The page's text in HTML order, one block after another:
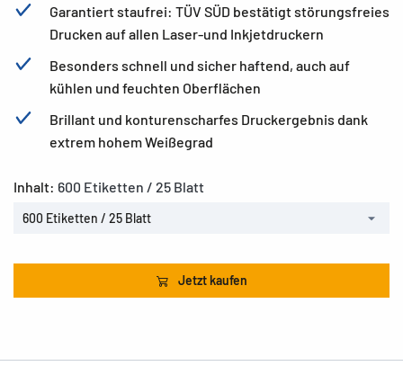
Garantiert staufrei: TÜV SÜD bestätigt störungsfreies
Drucken auf allen Laser-und Inkjetdruckern
Besonders schnell und sicher haftend, auch auf
kühlen und feuchten Oberflächen
Brillant und konturenscharfes Druckergebnis dank
extrem hohem Weißegrad
Inhalt: 600 Etiketten / 25 Blatt
600 Etiketten / 25 Blatt
Jetzt kaufen